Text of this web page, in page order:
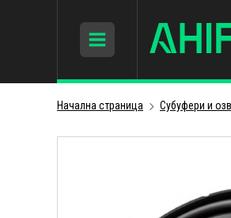
Начална страница Субуфери и